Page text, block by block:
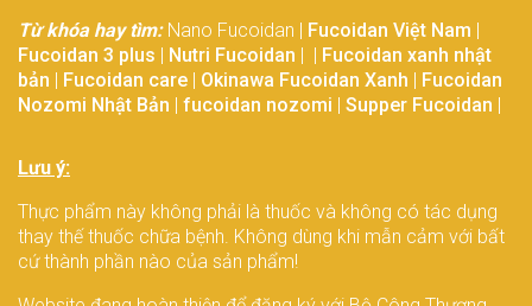
Từ khóa hay tìm:Nano Fucoidan | Fucoidan Việt Nam
Fucoidan 3 plus
Nutri Fucoidan
Fucoidan xanh nhật
bản
Fucoidan care Okinawa Fucoidan Xanh
Fucoidan
Nozomi Nhật Bản
fucoidan nozomi Supper Fucoidan
Lưu ý:
Thực phẩm này không phải là thuốc và không có tác dụng
thay thế thuốc chữa bệnh. Không dùng khi mẫn cảm với bất
cứ thành phần nào của sản phẩm!